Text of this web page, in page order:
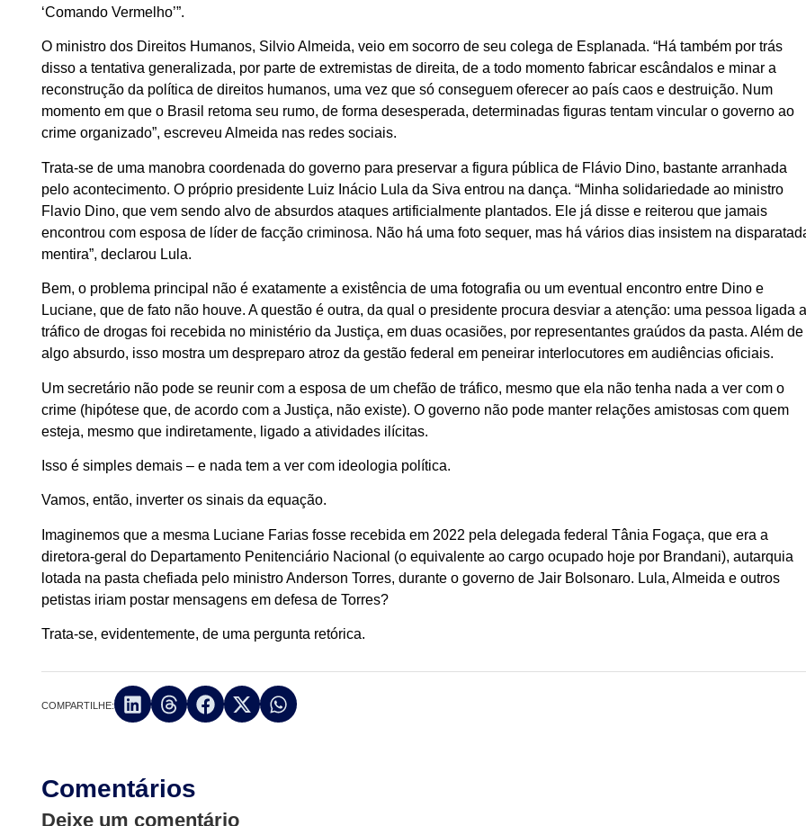
‘Comando Vermelho’”.
O ministro dos Direitos Humanos, Silvio Almeida, veio em socorro de seu colega de Esplanada. “Há também por trás
disso a tentativa generalizada, por parte de extremistas de direita, de a todo momento fabricar escândalos e minar a
reconstrução da política de direitos humanos, uma vez que só conseguem oferecer ao país caos e destruição. Num
momento em que o Brasil retoma seu rumo, de forma desesperada, determinadas figuras tentam vincular o governo ao
crime organizado”, escreveu Almeida nas redes sociais.
Trata-se de uma manobra coordenada do governo para preservar a figura pública de Flávio Dino, bastante arranhada
pelo acontecimento. O próprio presidente Luiz Inácio Lula da Siva entrou na dança. “Minha solidariedade ao ministro
Flavio Dino, que vem sendo alvo de absurdos ataques artificialmente plantados. Ele já disse e reiterou que jamais
encontrou com esposa de líder de facção criminosa. Não há uma foto sequer, mas há vários dias insistem na
mentira”, declarou Lula.
Bem, o problema principal não é exatamente a existência de uma fotografia ou um eventual encontro entre Dino e
Luciane, que de fato não houve. A questão é outra, da qual o presidente procura desviar a atenção: uma pessoa ligada
tráfico de drogas foi recebida no ministério da Justiça, em duas ocasiões, por representantes graúdos da pasta. Além de
algo absurdo, isso mostra um despreparo atroz da gestão federal em peneirar interlocutores em audiências oficiais.
Um secretário não pode se reunir com a esposa de um chefão de tráfico, mesmo que ela não tenha nada a ver com o
crime (hipótese que, de acordo com a Justiça, não existe). O governo não pode manter relações amistosas com quem
esteja, mesmo que indiretamente, ligado a atividades ilícitas.
Isso é simples demais – e nada tem a ver com ideologia política.
Vamos, então, inverter os sinais da equação.
Imaginemos que a mesma Luciane Farias fosse recebida em 2022 pela delegada federal Tânia Fogaça, que era a
diretora-geral do Departamento Penitenciário Nacional (o equivalente ao cargo ocupado hoje por Brandani), autarquia
lotada na pasta chefiada pelo ministro Anderson Torres, durante o governo de Jair Bolsonaro. Lula, Almeida e outros
petistas iriam postar mensagens em defesa de Torres?
Trata-se, evidentemente, de uma pergunta retórica.
COMPARTILHE:
Comentários
Deixe um comentário